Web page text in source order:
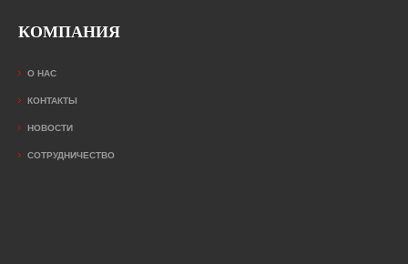
КОМПАНИЯ
О НАС
КОНТАКТЫ
НОВОСТИ
СОТРУДНИЧЕСТВО